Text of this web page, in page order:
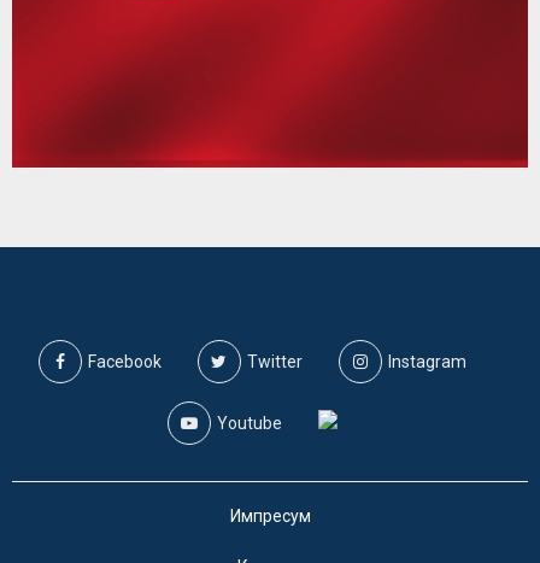
Facebook Twitter Instagram
Youtube
Импресум